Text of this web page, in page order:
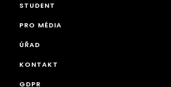
STUDENT
PRO MÉDIA
ÚŘAD
KONTAKT
GDPR